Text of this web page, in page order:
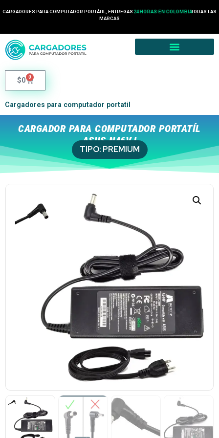
CARGADORES PARA COMPUTADOR PORTÁTIL, ENTREGAS 24 HORAS EN COLOMBIATODAS LAS
MARCAS
$0 0
Cargadores para computador portatil
CARGADOR PARA COMPUTADOR PORTATÍL
ASUS N46VJ
TIPO: PREMIUM